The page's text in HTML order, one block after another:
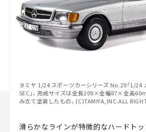
タミヤ 1/24 スポーツカーシリーズ No.29「1/24
SEC」。完成サイズは全長209×全幅87×全高
み立て塗装したもの。(C)TAMIYA,INC.ALL
滑らかなラインが特徴的なハードトッ